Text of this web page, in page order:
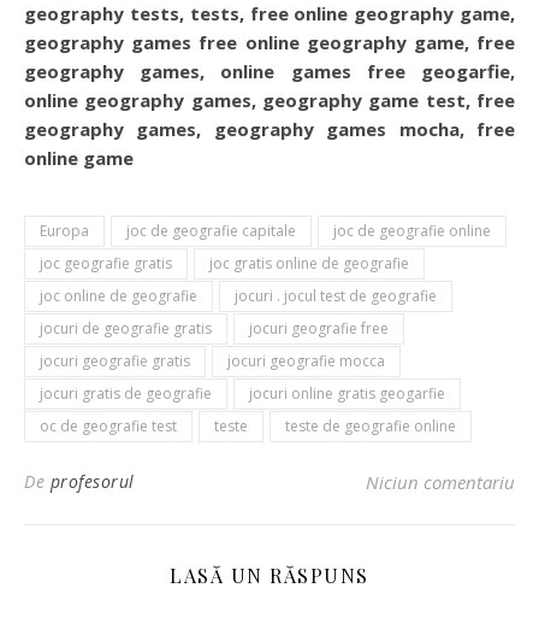
geography tests, tests, free online geography game,
geography games free online geography game, free
geography games, online games free geogarfie,
online geography games, geography game test, free
geography games, geography games mocha, free
online game
Europa joc de geografie capitale
joc de geografie online
joc geografie gratis
joc gratis online de geografie
joc online de geografie
jocuri . jocul test de geografie
jocuri de geografie gratis
jocuri geografie free
jocuri geografie gratis
jocuri geografie mocca
jocuri gratis de geografie
jocuri online gratis geogarfie
oc de geografie test
teste teste de geografie online
De profesorul Niciun comentariu
LASĂ UN RĂSPUNS